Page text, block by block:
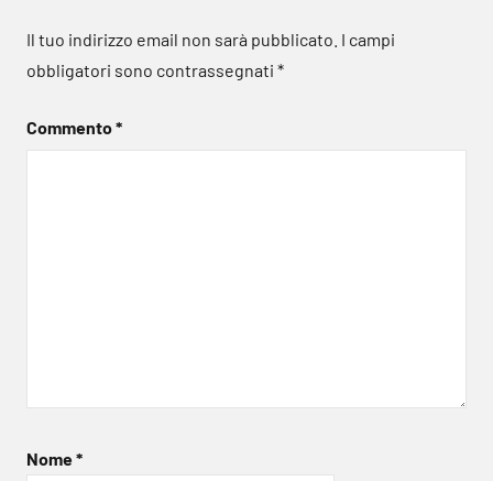
Il tuo indirizzo email non sarà pubblicato. I campi
obbligatori sono contrassegnati *
Commento*
Nome*